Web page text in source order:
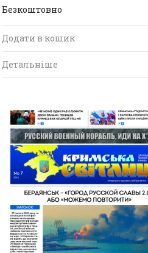
Безкоштовно
Додати в кошик
Детальніше